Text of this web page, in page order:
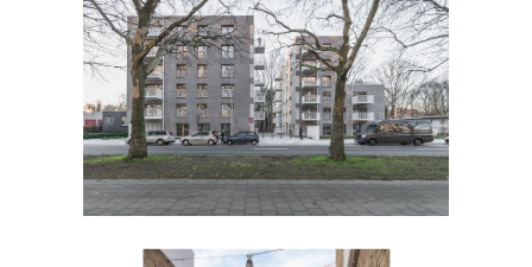
Reigersbos